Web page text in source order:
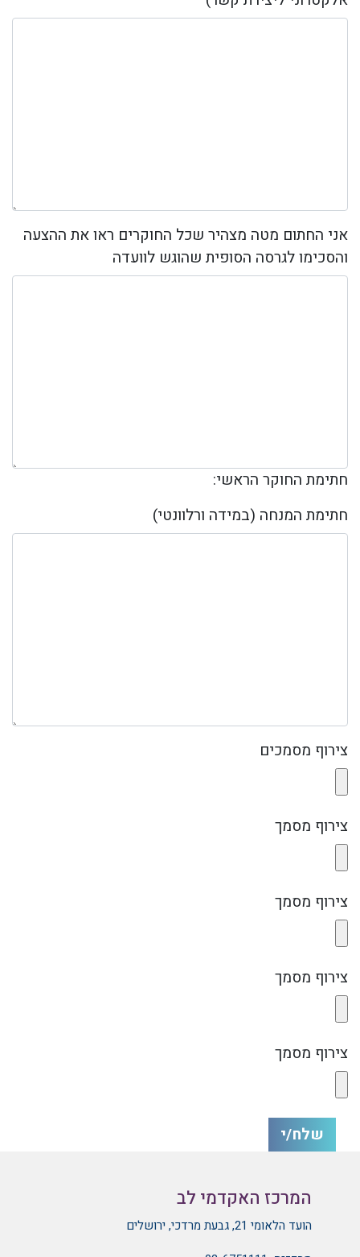
אני החתום מטה מצהיר שכל החוקרים ראו את ההצעה
והסכימו לגרסה הסופית שהוגש לוועדה
חתימת החוקר הראשי:
חתימת המנחה (במידה ורלוונטי)
צירוף מסמכים
צירוף מסמך
צירוף מסמך
צירוף מסמך
צירוף מסמך
המרכז האקדמי לב
הועד הלאומי 21, גבעת מרדכי, ירושלים